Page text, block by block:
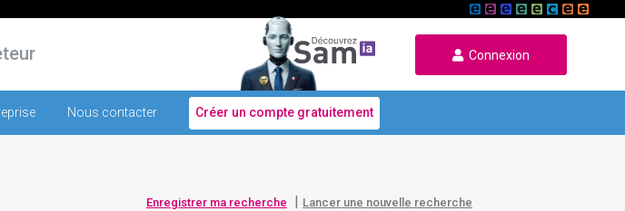
Connexion
Nous contacter Créer un compte gratuitement
Enregistrer ma recherche | Lancer une nouvelle recherche